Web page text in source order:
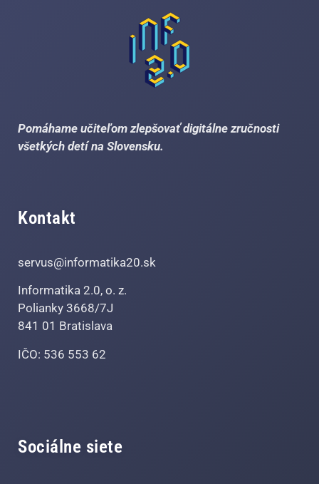
Pomáhame učiteľom zlepšovať digitálne zručnosti
všetkých detí na Slovensku.
Kontakt
servus@informatika20.sk
Informatika 2.0, o. z.
Polianky 3668/7J
841 01 Bratislava
IČO: 536 553 62
Sociálne siete